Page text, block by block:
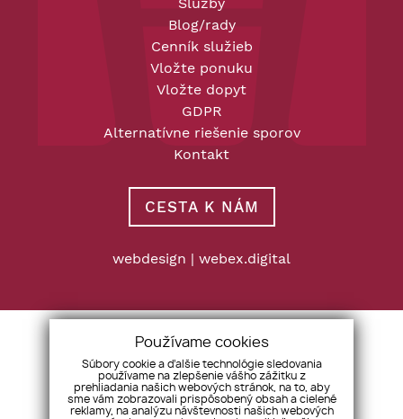
Blog/rady
Cenník služieb
Vložte ponuku
Vložte dopyt
GDPR
Alternatívne riešenie sporov
Kontakt
CESTA K NÁM
webdesign | webex.digital
Používame cookies
Súbory cookie a ďalšie technológie sledovania
používame na zlepšenie vášho zážitku z
prehliadania našich webových stránok, na to, aby
sme vám zobrazovali prispôsobený obsah a cielené
reklamy, na analýzu návštevnosti našich webových